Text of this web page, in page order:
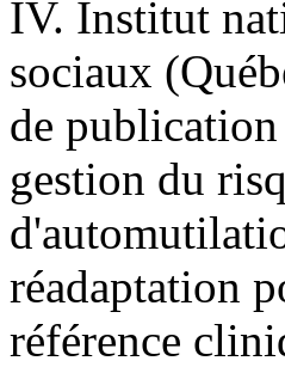
IV. Institut
sociaux
de
gestion du
réadaptation
référence